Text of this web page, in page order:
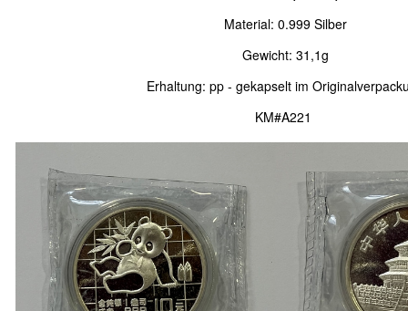
Material: 0.999 Silber
Gewicht: 31,1g
Erhaltung: pp - gekapselt im
KM#A221